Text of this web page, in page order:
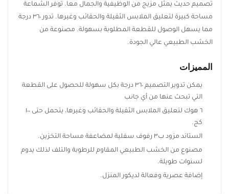
اشترك ليصلك أحدث تصميمات الأثاث، أفكار
الديكور المنزلي، العروض الحصرية، وآخر أخبار
ريڤيد.
اشترك الآن
تصميم حديث يمثل مزيج من الوظيفية والجمال معا. توفر الشماعة
مساحة كبيرة لتعليق الملابس الثقيلة والحقائب وغيرها. تدور ٣٦٠ درجة
مما يسهل الوصول للقطعة المطلوبة بسهولة. مصنوعة من
الخشب الطبيعي عالي الجودة.
المميزات
يمكن تدوير التصميم ٣٦٠ درجة بكل سهولة للحصول على القطعة
التي تبحث عنها من أي جانب
٦ هوك لتعليق الملابس الثقيلة والحقائب وغيرها، يتحمل حتى ١٠٠
كج.
الستاند مزود ب٣ رفوف سفلية لمضاعفة مساحة التخزين.
مصنوع من الخشب الطبيعي المقاوم للرطوبة والتلف لذلك يدوم
لسنوات طويلة.
إضافة عصرية وفعالة لديكور المنزل.